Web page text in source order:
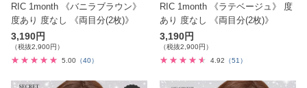
RIC 1month 《バニラブラウン》
度あり 度なし 《両目分(2枚)》
3,190円
（税抜2,900円）
5.00 （40）
RIC 1month 《ラテベージュ》 度
あり 度なし 《両目分(2枚)》
3,190円
（税抜2,900円）
4.92
（51）